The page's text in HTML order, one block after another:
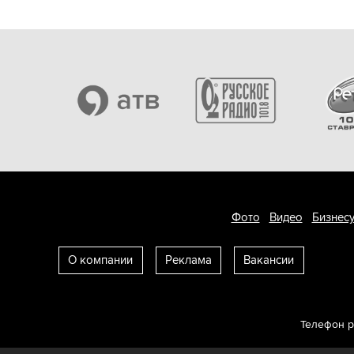
Фото Видео
О компании Реклама Вакансии
Телефон